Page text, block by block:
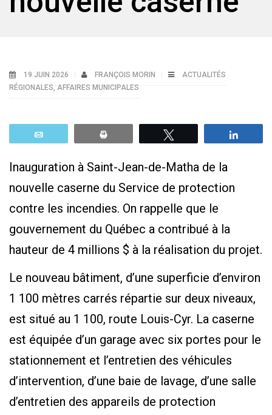
19 JUIN 2026 FRANÇOIS MORIN
ACTUALITÉS
RÉGIONALES, AFFAIRES MUNICIPALES
Inauguration à Saint-Jean-de-Matha de la
nouvelle caserne du Service de protection
contre les incendies. On rappelle que le
gouvernement du Québec a contribué à la
hauteur de 4 millions $ à la réalisation du projet.
Le nouveau bâtiment, d’une superficie d’environ
1 100 mètres carrés répartie sur deux niveaux,
est situé au 1 100, route Louis-Cyr. La caserne
est équipée d’un garage avec six portes pour le
stationnement et l’entretien des véhicules
d’intervention, d’une baie de lavage, d’une salle
d’entretien des appareils de protection